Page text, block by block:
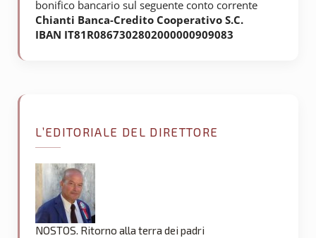
bonifico bancario sul seguente conto corrente
Chianti Banca-Credito Cooperativo S.C.
IBAN IT81R0867302802000000909083
L’EDITORIALE DEL DIRETTORE
NOSTOS. Ritorno alla terra dei padri